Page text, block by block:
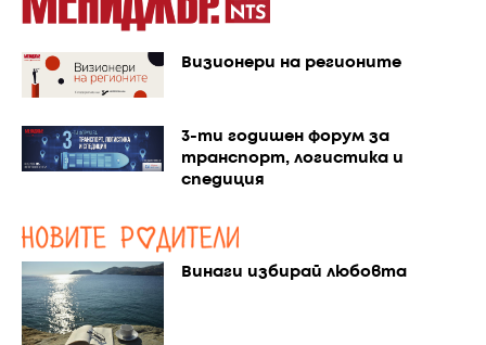
Визионери на регионите
3-ти годишен форум за
транспорт, логистика и
спедиция
Винаги избирай любовта